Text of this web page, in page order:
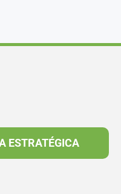
ESTRATÉGICA